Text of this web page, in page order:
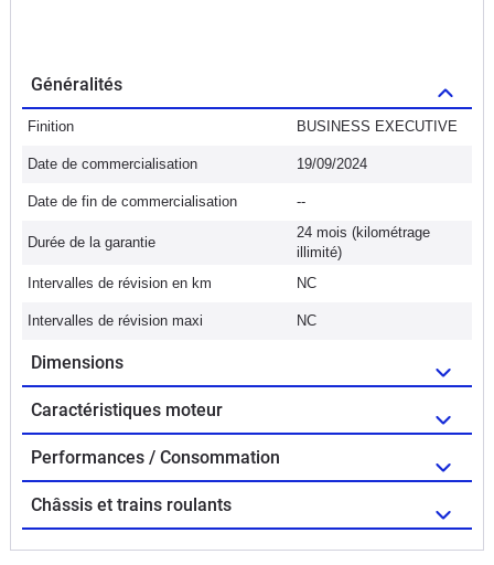
Généralités
Finition BUSINESS EXECUTIVE
Date de commercialisation 19/09/2024
Date de fin de commercialisation --
Durée de la garantie
24 mois (kilométrage
illimité)
Intervalles de révision en km
NC
Intervalles de révision maxi NC
Dimensions
Caractéristiques moteur
Performances / Consommation
Châssis et trains roulants